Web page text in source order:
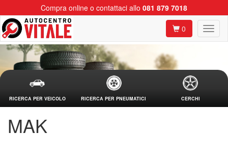
Compra online o contattaci allo 081 879 7018
0
RICERCA PER VEICOLO RICERCA PER PNEUMATICI CERCHI
MAK